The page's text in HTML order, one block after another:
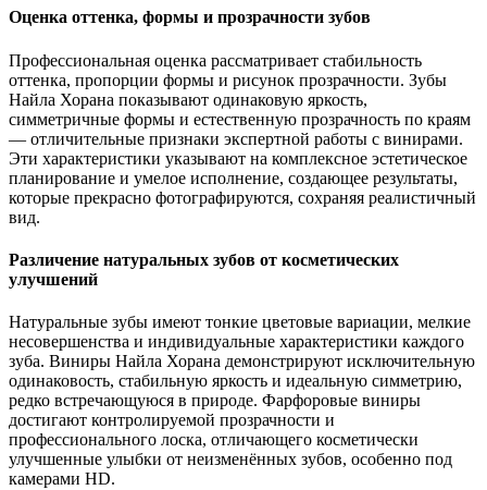
Оценка оттенка, формы и прозрачности зубов
Профессиональная оценка рассматривает стабильность
оттенка, пропорции формы и рисунок прозрачности. Зубы
Найла Хорана показывают одинаковую яркость,
симметричные формы и естественную прозрачность по краям
— отличительные признаки экспертной работы с винирами.
Эти характеристики указывают на комплексное эстетическое
планирование и умелое исполнение, создающее результаты,
которые прекрасно фотографируются, сохраняя реалистичный
вид.
Различение натуральных зубов от косметических
улучшений
Натуральные зубы имеют тонкие цветовые вариации, мелкие
несовершенства и индивидуальные характеристики каждого
зуба. Виниры Найла Хорана демонстрируют исключительную
одинаковость, стабильную яркость и идеальную симметрию,
редко встречающуюся в природе. Фарфоровые виниры
достигают контролируемой прозрачности и
профессионального лоска, отличающего косметически
улучшенные улыбки от неизменённых зубов, особенно под
камерами HD.